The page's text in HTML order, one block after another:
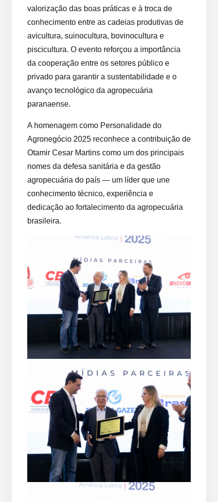
valorização das boas práticas e à troca de
conhecimento entre as cadeias produtivas de
avicultura, suinocultura, bovinocultura e
piscicultura. O evento reforçou a importância
da cooperação entre os setores público e
privado para garantir a sustentabilidade e o
avanço tecnológico da agropecuária
paranaense.
A homenagem como Personalidade do
Agronegócio 2025 reconhece a contribuição de
Otamir Cesar Martins como um dos principais
nomes da defesa sanitária e da gestão
agropecuária do país — um líder que une
conhecimento técnico, experiência e
dedicação ao fortalecimento da agropecuária
brasileira.